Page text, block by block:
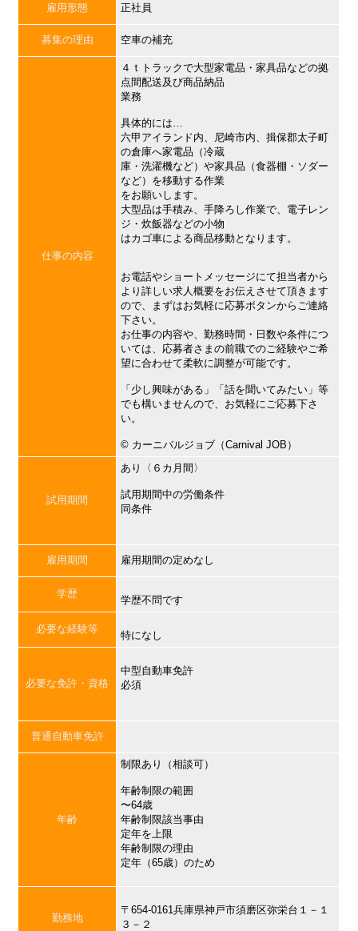
雇用形態 正社員
募集の理由 空車の補充
仕事の内容
４ｔトラックで大型家電品・家具品などの拠
点間配送及び商品納品
業務
具体的には…
六甲アイランド内、尼崎市内、揖保郡太子町
の倉庫へ家電品（冷蔵
庫・洗濯機など）や家具品（食器棚・ソダー
など）を移動する作業
をお願いします。
大型品は手積み、手降ろし作業で、電子レン
ジ・炊飯器などの小物
はカゴ車による商品移動となります。
お電話やショートメッセージにて担当者から
より詳しい求人概要をお伝えさせて頂きます
ので、まずはお気軽に応募ボタンからご連絡
下さい。
お仕事の内容や、勤務時間・日数や条件につ
いては、応募者さまの前職でのご経験やご希
望に合わせて柔軟に調整が可能です。
「少し興味がある」「話を聞いてみたい」等
でも構いませんので、お気軽にご応募下さ
い。
©︎ カーニバルジョブ（Carnival JOB）
試用期間
あり〈６カ月間〉
試用期間中の労働条件
同条件
雇用期間 雇用期間の定めなし
学歴
学歴不問です
必要な経験等
特になし
必要な免許・資格
中型自動車免許
必須
普通自動車免許
年齢
制限あり（相談可）
年齢制限の範囲
〜64歳
年齢制限該当事由
定年を上限
年齢制限の理由
定年（65歳）のため
勤務地
〒654-0161兵庫県神戸市須磨区弥栄台１－１
３－２